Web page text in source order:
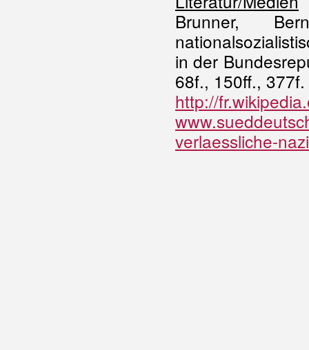
Brunner,
in der
68f., 150ff., 377f.
http://
verlaessliche-